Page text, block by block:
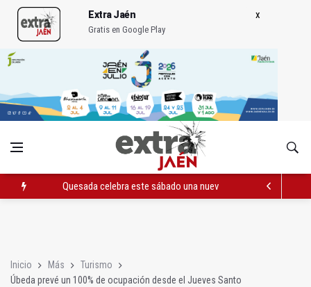
Extra Jaén
Gratis en Google Play
Quesada celebra este sábado una nueva jornada de Orgullo
Inicio Más
Turismo
Úbeda prevé un 100% de ocupación desde el Jueves Santo